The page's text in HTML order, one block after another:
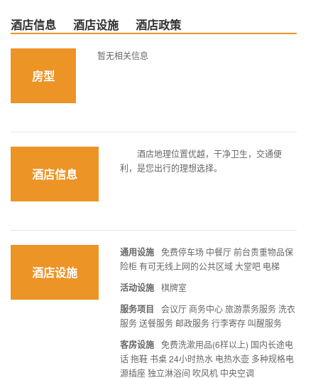
酒店信息 酒店设施 酒店政策
房型
暂无相关信息
酒店信息
酒店地理位置优越，干净卫生，交通便
利，是您出行的理想选择。
酒店设施
通用设施 免费停车场 中餐厅 前台贵重物品保
险柜 有可无线上网的公共区域 大堂吧 电梯
活动设施 棋牌室
服务项目
会议厅 商务中心 旅游票务服务 洗衣
服务 送餐服务 邮政服务 行李寄存 叫醒服务
客房设施 免费洗漱用品(6样以上) 国内长途电
话 拖鞋 书桌 24小时热水 电热水壶 多种规格电
源插座 独立淋浴间 吹风机 中央空调